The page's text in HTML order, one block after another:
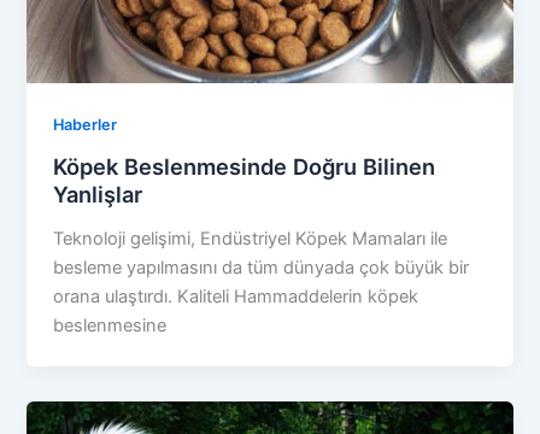
Haberler
Köpek Beslenmesinde Doğru Bilinen
Yanlişlar
Teknoloji gelişimi, Endüstriyel Köpek Mamaları ile
besleme yapılmasını da tüm dünyada çok büyük bir
orana ulaştırdı. Kaliteli Hammaddelerin köpek
beslenmesine